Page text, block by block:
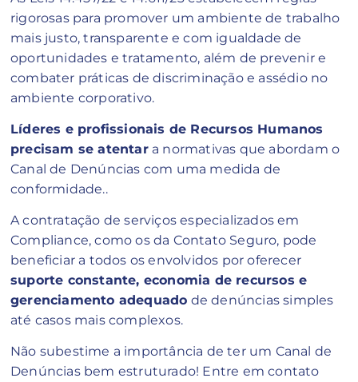
rigorosas para promover um ambiente de trabalho
mais justo, transparente e com igualdade de
oportunidades e tratamento, além de prevenir e
combater práticas de discriminação e assédio no
ambiente corporativo.
Líderes e profissionais de Recursos Humanos
precisam se atentara normativas que abordam o
Canal de Denúncias com uma medida de
conformidade..
A contratação de serviços especializados em
Compliance, como os da Contato Seguro, pode
beneficiar a todos os envolvidos por oferecer
suporte constante, economia de recursos e
gerenciamento adequado de denúncias simples
até casos mais complexos.
Não subestime a importância de ter um Canal de
Denúncias bem estruturado! Entre em contato